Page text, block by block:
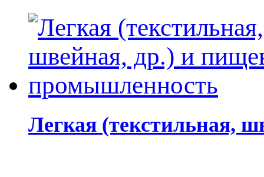
Легкая (текстильная,